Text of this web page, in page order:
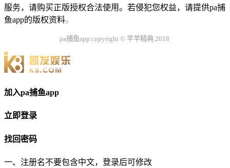
服务，请购买正版授权合法使用。若侵犯您权益，请提供pa捕
鱼app的版权资料。
pa捕鱼app copyright © 芊芊精典.2018
加入pa捕鱼app
立即登录
找回密码
一、注册名不要包含中文，登录后可修改